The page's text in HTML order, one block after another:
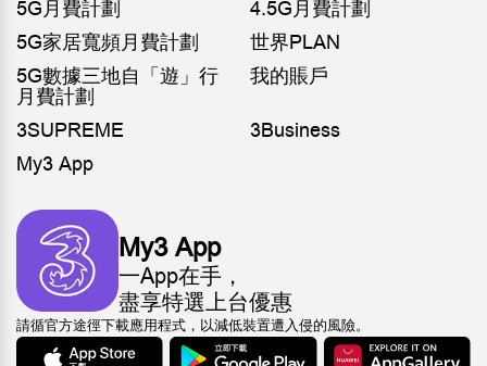
5G月費計劃
4.5G月費計劃
5G家居寬頻月費計劃
世界PLAN
5G數據三地自「遊」行
月費計劃
我的賬戶
3SUPREME
3Business
My3 App
My3 App
一App在手，
盡享特選上台優惠
請循官方途徑下載應用程式，以減低裝置遭入侵的風險。